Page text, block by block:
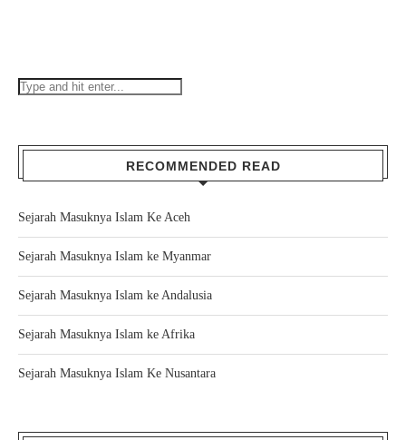
RECOMMENDED READ
Sejarah Masuknya Islam Ke Aceh
Sejarah Masuknya Islam ke Myanmar
Sejarah Masuknya Islam ke Andalusia
Sejarah Masuknya Islam ke Afrika
Sejarah Masuknya Islam Ke Nusantara